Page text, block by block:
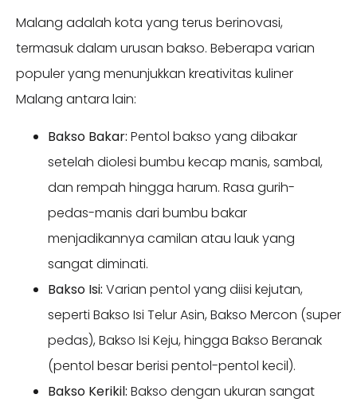
Malang adalah kota yang terus berinovasi,
termasuk dalam urusan bakso. Beberapa varian
populer yang menunjukkan kreativitas kuliner
Malang antara lain:
Bakso Bakar: Pentol bakso yang dibakar
setelah diolesi bumbu kecap manis, sambal,
dan rempah hingga harum. Rasa gurih-
pedas-manis dari bumbu bakar
menjadikannya camilan atau lauk yang
sangat diminati.
Bakso Isi: Varian pentol yang diisi kejutan,
seperti Bakso Isi Telur Asin, Bakso Mercon (super
pedas), Bakso Isi Keju, hingga Bakso Beranak
(pentol besar berisi pentol-pentol kecil).
Bakso Kerikil: Bakso dengan ukuran sangat